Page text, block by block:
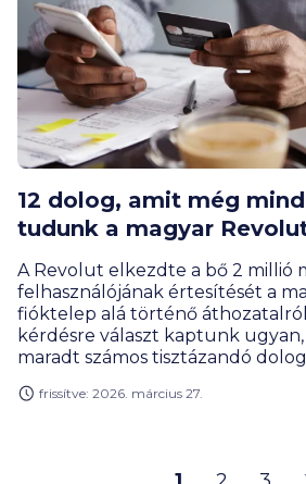
12 dolog, amit még
tudunk a magyar
A Revolut elkezdte a bő 2 millió
felhasználójának értesítését a
fióktelep alá történő
kérdésre választ kaptunk
maradt számos tisztázandó
a legfontosabbakat.
frissítve: 2026. március 27.